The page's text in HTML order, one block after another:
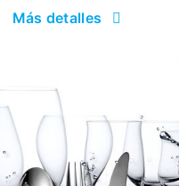
Más detalles